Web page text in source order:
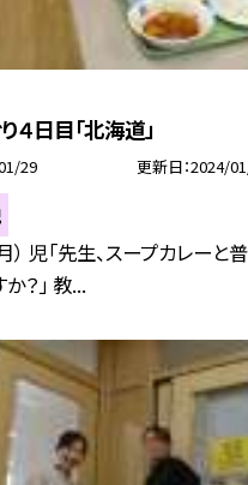
４日目「北海道」
29 更新日 2024/
） 児「先生、スープカレー
？」 教...